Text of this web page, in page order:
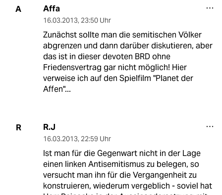
A Affa
16.03.2013, 23:50 Uhr
Zunächst sollte man die semitischen Völker
abgrenzen und dann darüber diskutieren, aber
das ist in dieser devoten BRD ohne
Friedensvertrag gar nicht möglich! Hier
verweise ich auf den Spielfilm "Planet der
Affen"...
R R.J
16.03.2013, 22:59 Uhr
Ist man für die Gegenwart nicht in der Lage
einen linken Antisemitismus zu belegen, so
versucht man ihn für die Vergangenheit zu
konstruieren, wiederum vergeblich - soviel hat